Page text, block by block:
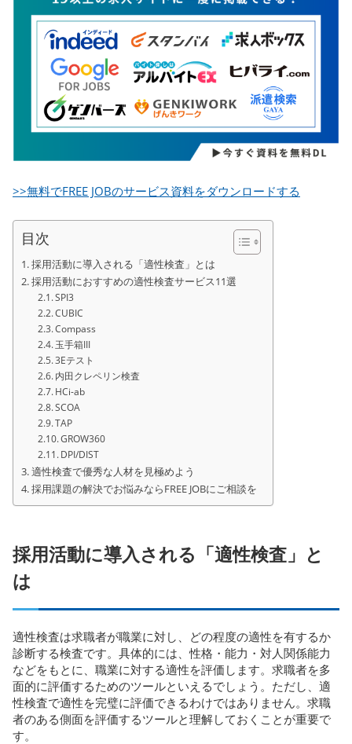
>>無料でFREE JOBのサービス資料をダウンロードする
目次
採用活動に導入される「適性検査」とは
採用活動におすすめの適性検査サービス11選
SPI3
CUBIC
Compass
玉手箱III
3Eテスト
内田クレペリン検査
HCi-ab
SCOA
TAP
GROW360
DPI/DIST
適性検査で優秀な人材を見極めよう
採用課題の解決でお悩みならFREE JOBにご相談を
採用活動に導入される「適性検査」と
は
適性検査は求職者が職業に対し、どの程度の適性を有するか
診断する検査です。具体的には、性格・能力・対人関係能力
などをもとに、職業に対する適性を評価します。求職者を多
面的に評価するためのツールといえるでしょう。ただし、適
性検査で適性を完璧に評価できるわけではありません。求職
者のある側面を評価するツールと理解しておくことが重要で
す。